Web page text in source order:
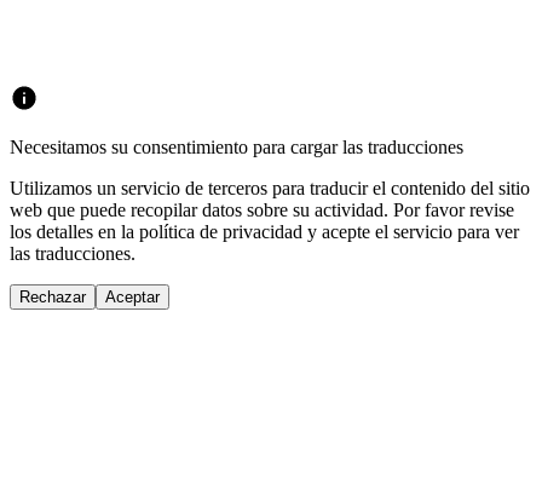
Necesitamos su consentimiento para cargar las traducciones
Utilizamos un servicio de terceros para traducir el contenido del sitio
web que puede recopilar datos sobre su actividad. Por favor revise
los detalles en la política de privacidad y acepte el servicio para ver
las traducciones.
Rechazar Aceptar